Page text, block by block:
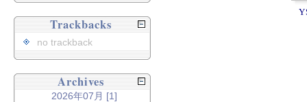
Trackbacks
no trackback
Archives
2026年07月 [1]